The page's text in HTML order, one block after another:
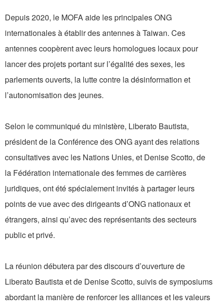
Depuis 2020, le MOFA aide les principales ONG
internationales à établir des antennes à Taiwan. Ces
antennes coopèrent avec leurs homologues locaux pour
lancer des projets portant sur l’égalité des sexes, les
parlements ouverts, la lutte contre la désinformation et
l’autonomisation des jeunes.
Selon le communiqué du ministère, Liberato Bautista,
président de la Conférence des ONG ayant des relations
consultatives avec les Nations Unies, et Denise Scotto, de
la Fédération internationale des femmes de carrières
juridiques, ont été spécialement invités à partager leurs
points de vue avec des dirigeants d’ONG nationaux et
étrangers, ainsi qu’avec des représentants des secteurs
public et privé.
La réunion débutera par des discours d’ouverture de
Liberato Bautista et de Denise Scotto, suivis de symposiums
abordant la manière de renforcer les alliances et les valeurs